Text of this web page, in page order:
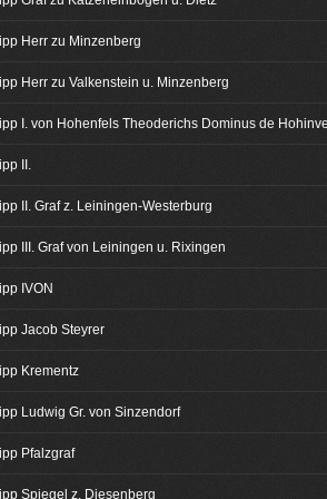
Herr zu Minzenberg
Herr zu Valkenstein u. Minzenberg
I. von Hohenfels Theoderichs Dominus de
II.
II. Graf z. Leiningen-Westerburg
III. Graf von Leiningen u. Rixingen
IVON
Jacob Steyrer
Krementz
Ludwig Gr. von Sinzendorf
Pfalzgraf
Spiegel z. Diesenberg